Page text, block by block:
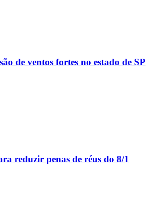
de ventos fortes no estado de SP
reduzir penas de réus do 8/1